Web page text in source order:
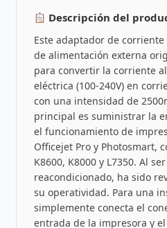
Descripción del
Este adaptador de corriente
de alimentación externa
para convertir la corriente
eléctrica (100-240V) en
con una intensidad de
principal es suministrar la
el funcionamiento de
Officejet Pro y Photosmart,
K8600, K8000 y L7350. Al
reacondicionado, ha sido
su operatividad. Para una
simplemente conecta el
entrada de la impresora y